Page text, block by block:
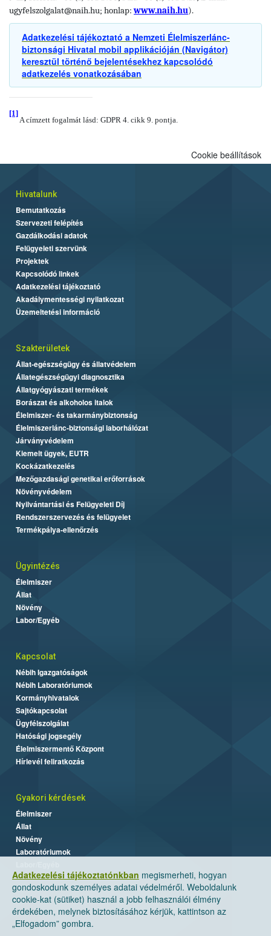
ugyfelszolgalat@naih.hu; honlap:www.naih.hu).
Adatkezelési tájékoztató a Nemzeti Élelmiszerlánc-
biztonsági Hivatal mobil applikációján (Navigátor)
keresztül történő bejelentésekhez kapcsolódó
adatkezelés vonatkozásában
[1]
A címzett fogalmát lásd: GDPR 4. cikk 9. pontja.
Adatkezelési tájékoztatónkban megismerheti, hogyan
gondoskodunk személyes adatai védelméről. Weboldalunk
cookie-kat (sütiket) használ a jobb felhasználói élmény
érdekében, melynek biztosításához kérjük, kattintson az
„Elfogadom” gombra.
Cookie beállítások
Hivatalunk
Bemutatkozás
Szervezeti felépítés
Gazdálkodási adatok
Felügyeleti szervünk
Projektek
Kapcsolódó linkek
Adatkezelési tájékoztató
Akadálymentességi nyilatkozat
Üzemeltetési információ
Szakterületek
Állat-egészségügy és állatvédelem
Állategészségügyi diagnosztika
Állatgyógyászati termékek
Borászat és alkoholos italok
Élelmiszer- és takarmánybiztonság
Élelmiszerlánc-biztonsági laborhálózat
Járványvédelem
Kiemelt ügyek, EUTR
Kockázatkezelés
Mezőgazdasági genetikai erőforrások
Növényvédelem
Nyilvántartási és Felügyeleti Díj
Rendszerszervezés és felügyelet
Termékpálya-ellenőrzés
Ügyintézés
Élelmiszer
Állat
Növény
Labor/Egyéb
Kapcsolat
Nébih Igazgatóságok
Nébih Laboratóriumok
Kormányhivatalok
Sajtókapcsolat
Ügyfélszolgálat
Hatósági jogsegély
Élelmiszermentő Központ
Hírlevél feliratkozás
Gyakori kérdések
Élelmiszer
Állat
Növény
Laboratóriumok